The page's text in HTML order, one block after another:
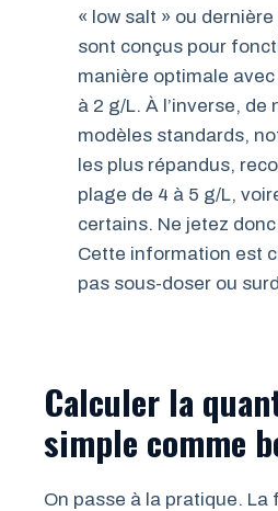
« low salt » ou
sont conçus pour
manière optimale
à 2 g/L. À l’inverse, de
modèles standards,
les plus répandus,
plage de 4 à 5 g/L,
certains. Ne jetez
Cette information est
pas sous-doser ou
Calculer la
simple comme
On passe à la pratique. La